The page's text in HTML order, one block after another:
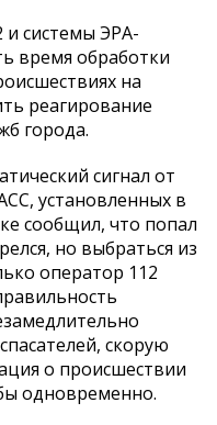
и системы ЭРА-
время обработки
на
реагирование
города.
сигнал от
установленных в
сообщил, что попал
но выбраться из
оператор 112
скорую
о происшествии
одновременно.